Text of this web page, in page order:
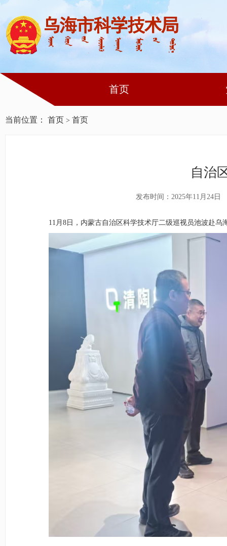
首页
当前位置： 首页 > 首页
自治
发布时间：2025年11月24日
11 月 8 日，内蒙古自治区科学技术厅二级巡视员池波赴